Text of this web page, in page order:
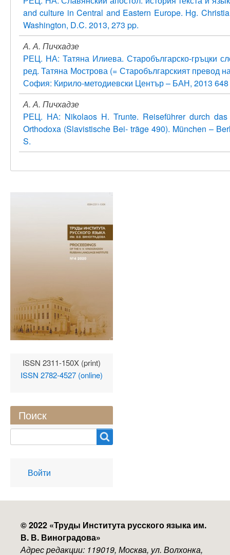
and culture in Central and Eastern Europe. Hg.
Washington, D.C. 2013, 273 pp.
А. А. Пичхадзе
РЕЦ. НА: Татяна Илиева. Старобългарско-гръцки
ред. Татяна Мострова (= Старобългарският
София: Кирило-методиевски Център – БАН, 2013 648
А. А. Пичхадзе
РЕЦ. НА: Nikolaos H. Trunte. Reiseführer durch
Orthodoxa (Slavistische Bei- träge 490). München –
S.
ISSN 2311-150X (print)
ISSN 2782-4527 (online)
Поиск
User
account
Войти
© 2022 «Труды Института русского языка им.
В. В. Виноградова»
Адрес редакции: 119019, Москва, ул. Волхонка,